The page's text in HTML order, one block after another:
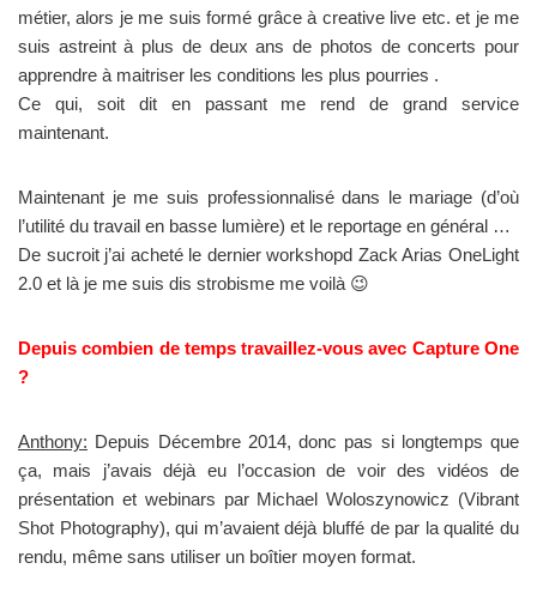
métier, alors je me suis formé grâce à creative live etc. et je me
suis astreint à plus de deux ans de photos de concerts pour
apprendre à maitriser les conditions les plus pourries .
Ce qui, soit dit en passant me rend de grand service
maintenant.
Maintenant je me suis professionnalisé dans le mariage (d’où
l’utilité du travail en basse lumière) et le reportage en général …
De sucroit j’ai acheté le dernier workshopd Zack Arias OneLight
2.0 et là je me suis dis strobisme me voilà 😉
Depuis combien de temps travaillez-vous avec Capture One
?
Anthony: Depuis Décembre 2014, donc pas si longtemps que
ça, mais j’avais déjà eu l’occasion de voir des vidéos de
présentation et webinars par Michael Woloszynowicz (Vibrant
Shot Photography), qui m’avaient déjà bluffé de par la qualité du
rendu, même sans utiliser un boîtier moyen format.